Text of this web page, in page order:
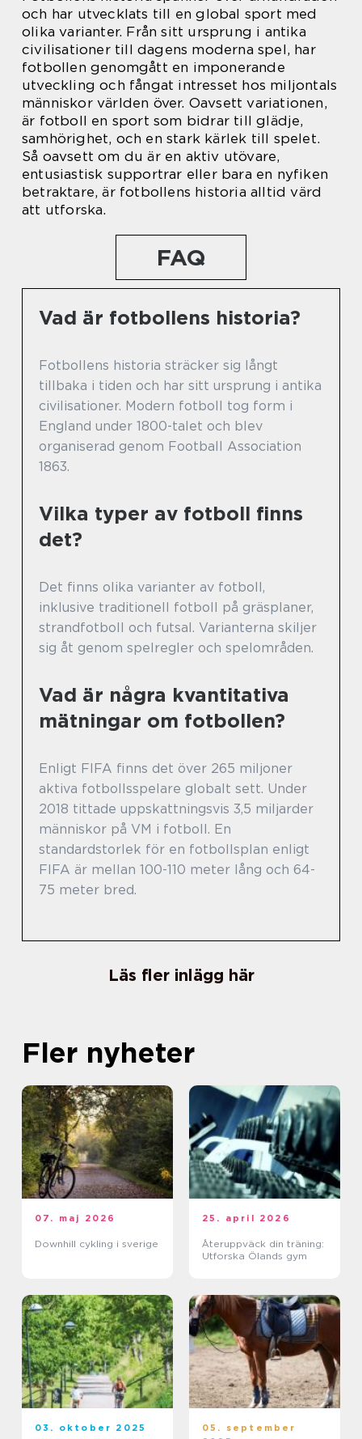
och har utvecklats till en global sport med
olika varianter. Från sitt ursprung i antika
civilisationer till dagens moderna spel, har
fotbollen genomgått en imponerande
utveckling och fångat intresset hos miljontals
människor världen över. Oavsett variationen,
är fotboll en sport som bidrar till glädje,
samhörighet, och en stark kärlek till spelet.
Så oavsett om du är en aktiv utövare,
entusiastisk supportrar eller bara en nyfiken
betraktare, är fotbollens historia alltid värd
att utforska.
FAQ
Vad är fotbollens historia?
Fotbollens historia sträcker sig långt
tillbaka i tiden och har sitt ursprung i antika
civilisationer. Modern fotboll tog form i
England under 1800-talet och blev
organiserad genom Football Association
1863.
Vilka typer av fotboll finns
det?
Det finns olika varianter av fotboll,
inklusive traditionell fotboll på gräsplaner,
strandfotboll och futsal. Varianterna skiljer
sig åt genom spelregler och spelområden.
Vad är några kvantitativa
mätningar om fotbollen?
Enligt FIFA finns det över 265 miljoner
aktiva fotbollsspelare globalt sett. Under
2018 tittade uppskattningsvis 3,5 miljarder
människor på VM i fotboll. En
standardstorlek för en fotbollsplan enligt
FIFA är mellan 100-110 meter lång och 64-
75 meter bred.
Läs fler inlägg här
Fler nyheter
07. maj 2026
Downhill cykling i sverige
25. april 2026
Återuppväck din träning:
Utforska Ölands gym
03. oktober 2025
05. september